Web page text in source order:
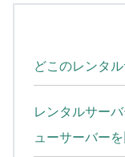
どこのレンタ
レンタルサー
ューサーバー